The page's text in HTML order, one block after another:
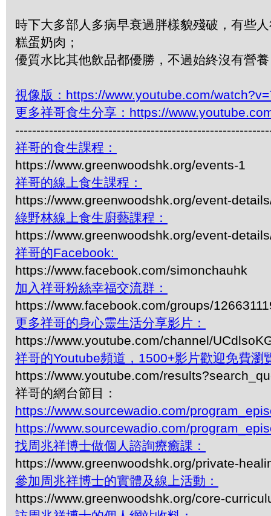
時下大多部人多病早衰過胖樣貌殘破，有些
糕蛋奶肉；
優質水比其他飲品都優勝，不過始終沒有營
視像版：https://www.youtube.com/
更多祥哥食生分享：https://
祥哥的食生課程：
https://www.greenwoodshk.org/events-1
祥哥的線上食生課程：
https://www.greenwoodshk.org/event-
綠野林線上食生廚藝課程：
https://www.greenwoodshk.org/event-
祥哥的Facebook:
https://www.facebook.com/simonchauhk
加入祥哥粉絲幸福交流群：
https://www.facebook.com/groups/
更多祥哥的身心靈生活分享影片：
https://www.youtube.com/channel/
祥哥的Youtube頻道，1500+影片歡迎免費瀏
https://www.youtube.com/
祥哥的網台節目：
https://www.sourcewadio.com/
https://www.sourcewadio.com/
找周兆祥博士做個人諮詢療癒課：
https://www.greenwoodshk.org/private-
參加周兆祥博士的實體及線上活動：
https://www.greenwoodshk.org/core-